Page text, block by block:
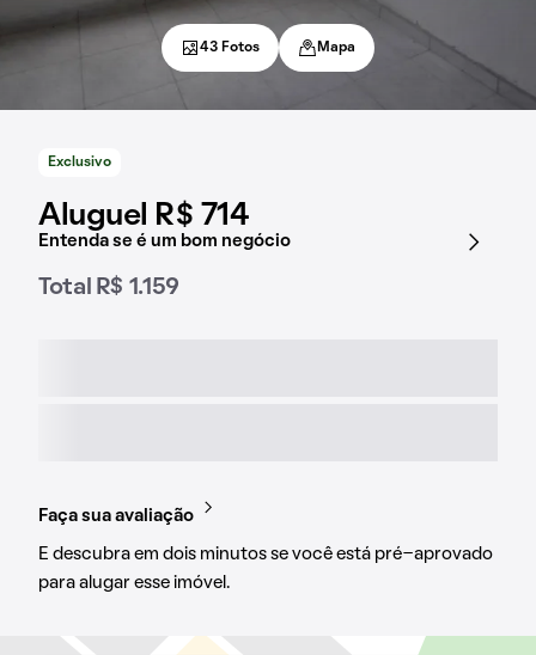
Exclusivo
Aluguel R$ 714
Entenda se é um bom negócio
Total R$ 1.159
Faça sua avaliação
E descubra em dois minutos se você está pré-aprovado
para alugar esse imóvel.
43 Fotos Mapa